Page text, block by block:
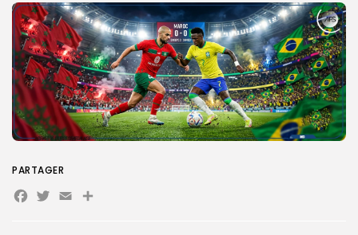
PARTAGER
Facebook
Twitter
EmailPartager